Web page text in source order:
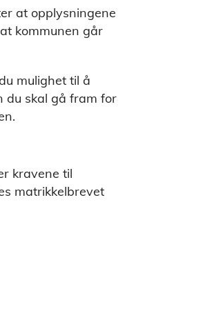
at opplysningene
kommunen går
mulighet til å
du skal gå fram for
kravene til
matrikkelbrevet